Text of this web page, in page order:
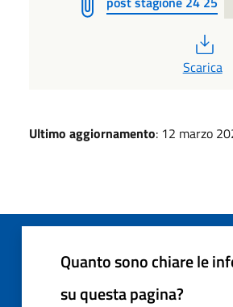
Scarica
Ultimo aggiornamento: 12 marzo
Quanto sono chiare le
su questa pagina?